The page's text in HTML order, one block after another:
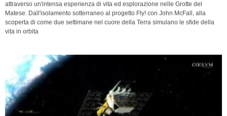
attraverso un'intensa esperienza di vita ed esplorazione nelle Grotte del
Matese. Dall'isolamento sotterraneo al progetto Fly! con John McFall, alla
scoperta di come due settimane nel cuore della Terra simulano le sfide della
vita in orbita